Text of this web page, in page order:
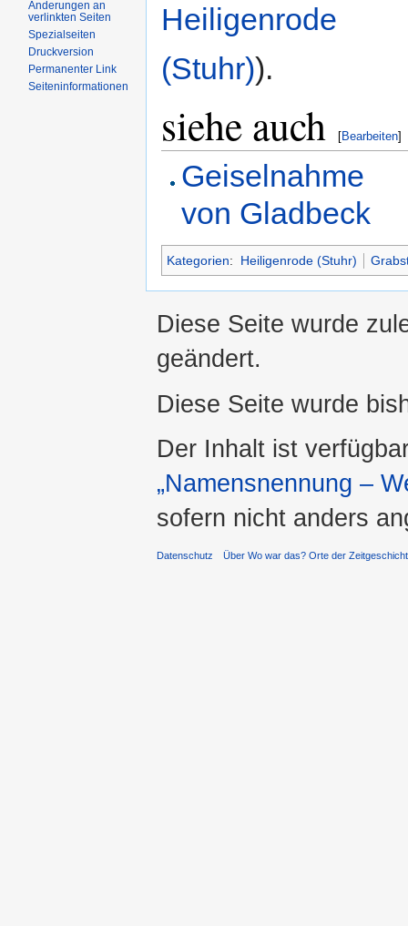
Heiligenrode
(Stuhr)).
siehe auch [Bearbeiten]
Geiselnahme
von Gladbeck
Kategorien: Heiligenrode (Stuhr)
Änderungen an
verlinkten Seiten
Spezialseiten
Druckversion
Permanenter Link
Seiteninformationen
Diese Seite wurde
geändert.
Diese Seite wurde
Der Inhalt ist
„Namensnennung –
sofern nicht anders
Datenschutz Über Wo war das? Orte der